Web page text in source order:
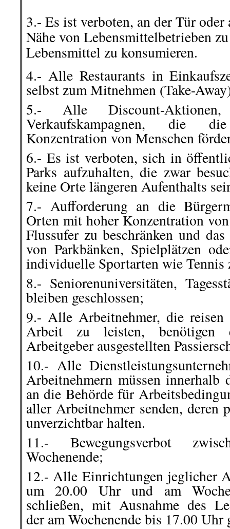
3.- Es ist verboten, an der Tür oder
Nähe von Lebensmittelbetrieben
Lebensmittel zu konsumieren.
4.- Alle Restaurants in
selbst zum Mitnehmen (Take-
5.- Alle Discount-Aktionen,
Verkaufskampagnen, die
Konzentration von Menschen
6.- Es ist verboten, sich in
Parks aufzuhalten, die zwar
keine Orte längeren Aufenthalts
7.- Aufforderung an die
Orten mit hoher Konzentration
Flussufer zu beschränken und
von Parkbänken, Spielplätzen
individuelle Sportarten wie Tennis
8.- Seniorenuniversitäten,
bleiben geschlossen;
9.- Alle Arbeitnehmer, die reisen
Arbeit zu leisten, benötigen
Arbeitgeber ausgestellten
10.- Alle
Arbeitnehmern müssen innerhalb
an die Behörde für
aller Arbeitnehmer senden, deren
unverzichtbar halten.
11.- Bewegungsverbot
Wochenende;
12.- Alle Einrichtungen jeglicher
um 20.00 Uhr und am
schließen, mit Ausnahme des
der am Wochenende bis 17.00 Uhr